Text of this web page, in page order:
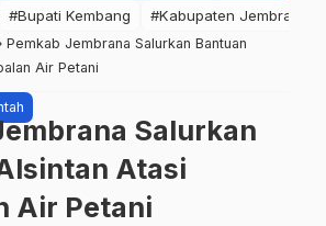
#Bupati Kembang #Kabupaten Jembrana
Pemkab Jembrana Salurkan Bantuan
Air Petani
Salurkan
Atasi
Air Petani